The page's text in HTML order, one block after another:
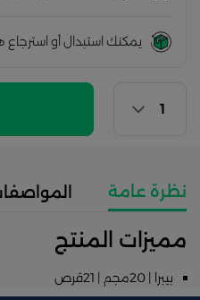
يمكنك استبدال أو استرجاع
نظرة عامة
مميزات المنتج
بيبرا | 20مجم | 21قرص